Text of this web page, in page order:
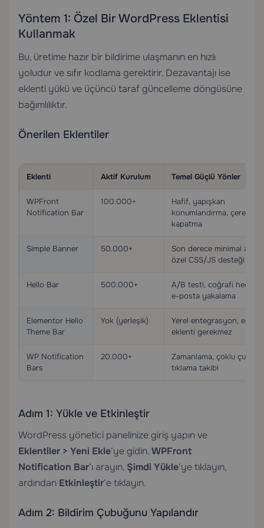
Yöntem 1: Özel Bir WordPress Eklentisi
Kullanmak
Bu, üretime hazır bir bildirime ulaşmanın en hızlı
yoludur ve sıfır kodlama gerektirir. Dezavantajı ise
eklenti yükü ve üçüncü taraf güncelleme döngüsüne
bağımlılıktır.
Önerilen Eklentiler
Eklenti Aktif Kurulum Temel Güçlü Yönler
WPFront
Notification Bar
100.000+
Hafif, yapışkan
konumlandırma, çerez
kapatma
Simple Banner 50.000+
Son derece minimal ayak
özel CSS/JS desteği
Hello Bar 500.000+
A/B testi, coğrafi
e-posta yakalama
Elementor Hello
Theme Bar
Yok (yerleşik)
Yerel entegrasyon, ekstra
eklenti gerekmez
WP Notification
Bars
20.000+
Zamanlama, çoklu
tıklama takibi
Adım 1: Yükle ve Etkinleştir
WordPress yönetici panelinize giriş yapın ve
Eklentiler > Yeni Ekle‘ye gidin.WPFront
Notification Bar‘ı arayın, Şimdi Yükle‘ye tıklayın,
ardından Etkinleştir‘e tıklayın.
Adım 2: Bildirim Çubuğunu Yapılandır